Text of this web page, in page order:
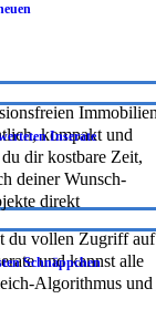
kompakt und
du dir kostbare Zeit,
deiner Wunsch-
direkt
Inserate
du vollen Zugriff auf
und kannst alle
Algorithmus und
Schnäppchen